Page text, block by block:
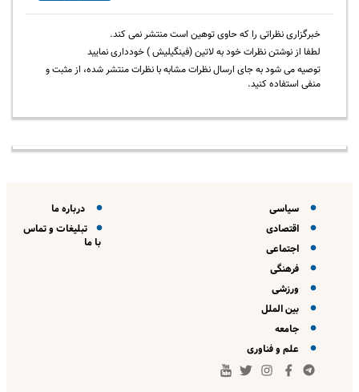
خبرگزاری نظراتی را که حاوی توهین است منتشر نمی کند.
لطفا از نوشتن نظرات خود به لاتین (فینگیلیش ) خودداری نمایید
توصیه می شود به جای ارسال نظرات مشابه با نظرات منتشر شده، از مثبت و
منفی استفاده کنید.
سیاسی
اقتصادی
اجتماعی
فرهنگی
ورزشی
بین الملل
جامعه
علم و فناوری
درباره ما
تبلیغات و تماس
با ما